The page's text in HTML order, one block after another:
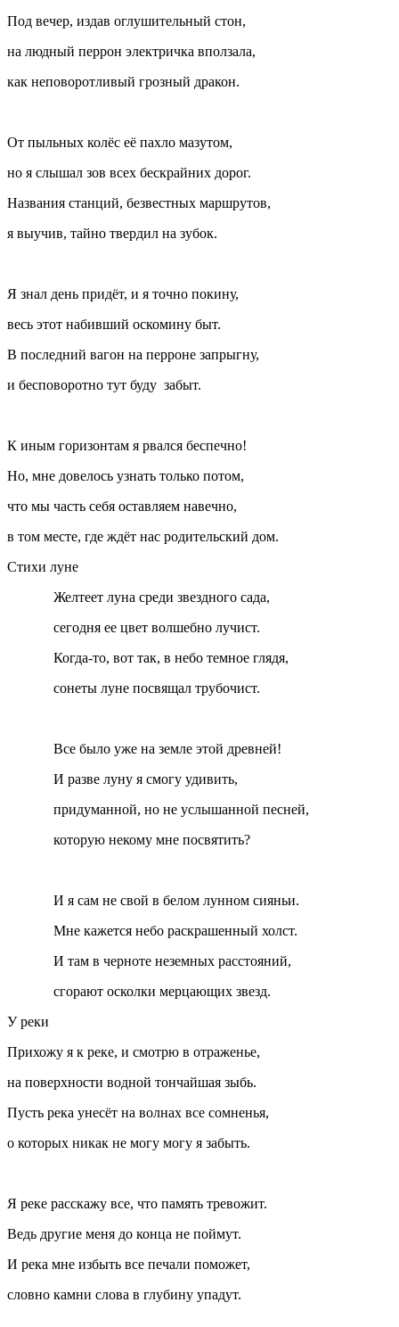
Под вечер, издав оглушительный стон,
на людный перрон электричка вползала,
как неповоротливый грозный дракон.
От пыльных колёс её пахло мазутом,
но я слышал зов всех бескрайних дорог.
Названия станций, безвестных маршрутов,
я выучив, тайно твердил на зубок.
Я знал день придёт, и я точно покину,
весь этот набивший оскомину быт.
В последний вагон на перроне запрыгну,
и бесповоротно тут буду забыт.
К иным горизонтам я рвался беспечно!
Но, мне довелось узнать только потом,
что мы часть себя оставляем навечно,
в том месте, где ждёт нас родительский дом.
Стихи луне
Желтеет луна среди звездного сада,
сегодня ее цвет волшебно лучист.
Когда-то, вот так, в небо темное глядя,
сонеты луне посвящал трубочист.
Все было уже на земле этой древней!
И разве луну я смогу удивить,
придуманной, но не услышанной песней,
которую некому мне посвятить?
И я сам не свой в белом лунном сияньи.
Мне кажется небо раскрашенный холст.
И там в черноте неземных расстояний,
сгорают осколки мерцающих звезд.
У реки
Прихожу я к реке, и смотрю в отраженье,
на поверхности водной тончайшая зыбь.
Пусть река унесёт на волнах все сомненья,
о которых никак не могу могу я забыть.
Я реке расскажу все, что память тревожит.
Ведь другие меня до конца не поймут.
И река мне избыть все печали поможет,
словно камни слова в глубину упадут.